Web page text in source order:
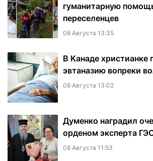
гуманитарную
переселенцев
08 Августа 13:35
В Канаде христианке
эвтаназию вопреки
08 Августа 13:02
Думенко наградил
орденом эксперта
08 Августа 11:53